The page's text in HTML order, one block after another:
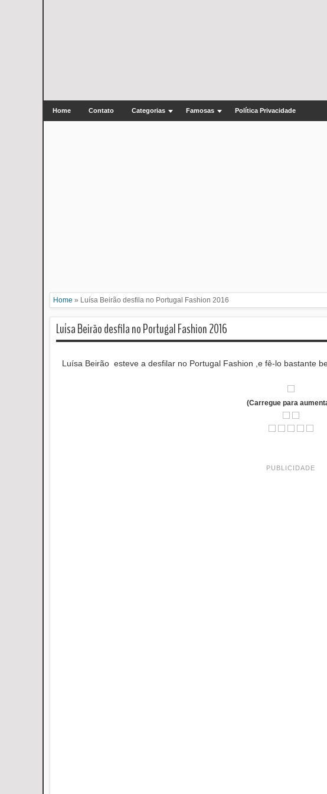
Home Contato Categorias Famosas Política Privacidade
Home » Luísa Beirão desfila no Portugal Fashion 2016
Luísa Beirão desfila no Portugal Fashion 2016
Luísa Beirão esteve a desfilar no Portugal Fashion ,e fê-lo bastante
(Carregue para
PUBLICIDADE